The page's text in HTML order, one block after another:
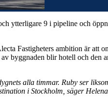
ytterligare 9 i pipeline och
Fastigheters ambition är att
byggnaden blir hotell och den
alla timmar. Ruby ser
i Stockholm, säger